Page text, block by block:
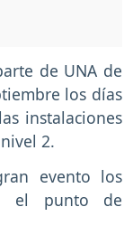
de UNA de
los días
instalaciones
2.
evento los
el punto de